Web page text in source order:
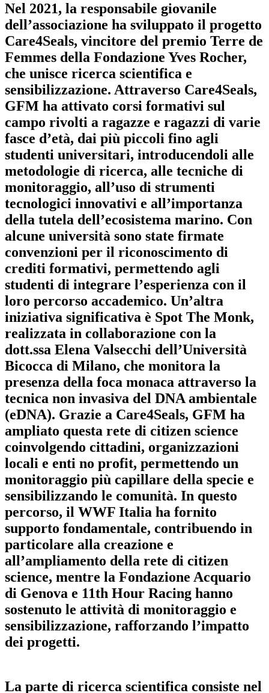
Nel 2021, la responsabile giovanile
dell’associazione ha sviluppato il progetto
Care4Seals, vincitore del premio Terre de
Femmes della Fondazione Yves Rocher,
che unisce ricerca scientifica e
sensibilizzazione. Attraverso Care4Seals,
GFM ha attivato corsi formativi sul
campo rivolti a ragazze e ragazzi di varie
fasce d’età, dai più piccoli fino agli
studenti universitari, introducendoli alle
metodologie di ricerca, alle tecniche di
monitoraggio, all’uso di strumenti
tecnologici innovativi e all’importanza
della tutela dell’ecosistema marino. Con
alcune università sono state firmate
convenzioni per il riconoscimento di
crediti formativi, permettendo agli
studenti di integrare l’esperienza con il
loro percorso accademico. Un’altra
iniziativa significativa è Spot The Monk,
realizzata in collaborazione con la
dott.ssa Elena Valsecchi dell’Università
Bicocca di Milano, che monitora la
presenza della foca monaca attraverso la
tecnica non invasiva del DNA ambientale
(eDNA). Grazie a Care4Seals, GFM ha
ampliato questa rete di citizen science
coinvolgendo cittadini, organizzazioni
locali e enti no profit, permettendo un
monitoraggio più capillare della specie e
sensibilizzando le comunità. In questo
percorso, il WWF Italia ha fornito
supporto fondamentale, contribuendo in
particolare alla creazione e
all’ampliamento della rete di citizen
science, mentre la Fondazione Acquario
di Genova e 11th Hour Racing hanno
sostenuto le attività di monitoraggio e
sensibilizzazione, rafforzando l’impatto
dei progetti.
La parte di ricerca scientifica consiste nel